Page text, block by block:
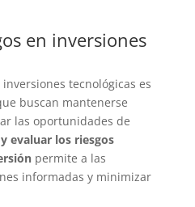
en inversiones
tecnológicas es
buscan mantenerse
las oportunidades de
evaluar los riesgos
permite a las
informadas y minimizar